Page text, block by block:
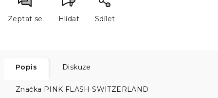
Zeptat se Hlídat Sdílet
Popis Diskuze
Značka PINK FLASH SWITZERLAND